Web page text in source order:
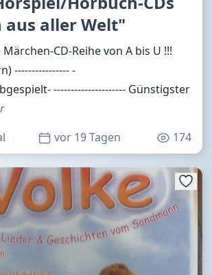
aller Welt"
CD-Reihe von A bis U !!!
---------------- -
--------------------- Günstigster
vor 19 Tagen 174